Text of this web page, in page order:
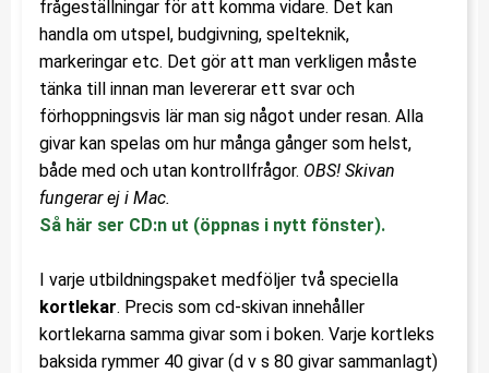
frågeställningar för att komma vidare. Det kan
handla om utspel, budgivning, spelteknik,
markeringar etc. Det gör att man verkligen måste
tänka till innan man levererar ett svar och
förhoppningsvis lär man sig något under resan. Alla
givar kan spelas om hur många gånger som helst,
både med och utan kontrollfrågor. OBS! Skivan
fungerar ej i Mac.
Så här ser CD:n ut (öppnas i nytt fönster).
I varje utbildningspaket medföljer två speciella
kortlekar. Precis som cd-skivan innehåller
kortlekarna samma givar som i boken. Varje kortleks
baksida rymmer 40 givar (d v s 80 givar sammanlagt)